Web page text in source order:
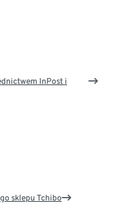
InPost i
sklepu Tchibo